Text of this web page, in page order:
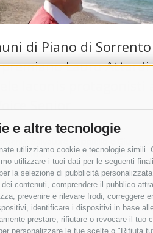
e altre tecnologie
utilizziamo cookie e tecnologie simili.
utilizzare i tuoi dati per le seguenti
la selezione di pubblicità
contenuti, comprendere il pubblico
prevenire e rilevare frodi, correggere
identificare i dispositivi in base
prestare, rifiutare o revocare il
personalizzare le tue scelte o "Rifiuta
di Piano di
Lauro Attardi
Senior
Piano di Sorrento e di Meta,
a Lauro Attardi e Gabriele
…
2023|Eventi